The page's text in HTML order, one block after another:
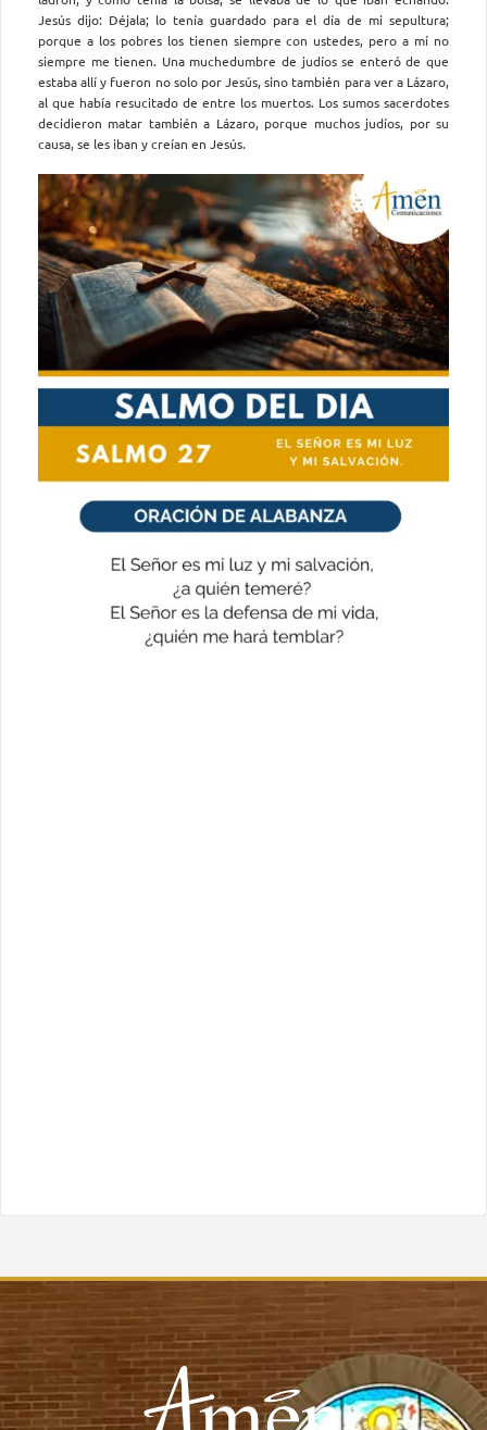
Jesús dijo: Déjala; lo tenía guardado para el día de mi sepultura;
porque a los pobres los tienen siempre con ustedes, pero a mí no
siempre me tienen. Una muchedumbre de judíos se enteró de que
estaba allí y fueron no solo por Jesús, sino también para ver a Lázaro,
al que había resucitado de entre los muertos. Los sumos sacerdotes
decidieron matar también a Lázaro, porque muchos judíos, por su
causa, se les iban y creían en Jesús.